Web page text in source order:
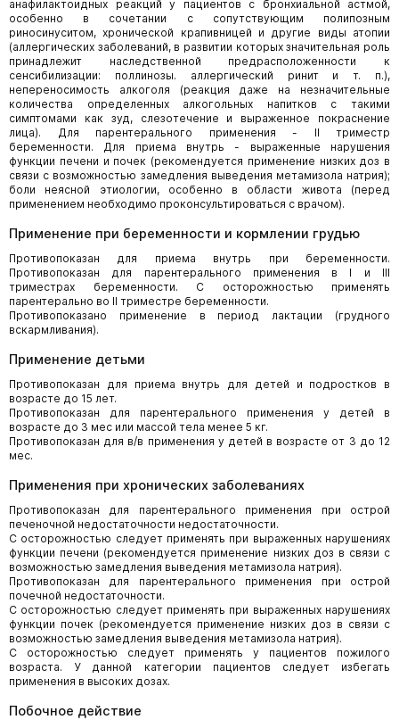
анафилактоидных реакций у пациентов с бронхиальной астмой,
особенно в сочетании с сопутствующим полипозным
риносинуситом, хронической крапивницей и другие виды атопии
(аллергических заболеваний, в развитии которых значительная роль
принадлежит наследственной предрасположенности к
сенсибилизации: поллинозы. аллергический ринит и т. п.),
непереносимость алкоголя (реакция даже на незначительные
количества определенных алкогольных напитков с такими
симптомами как зуд, слезотечение и выраженное покраснение
лица). Для парентерального применения - II триместр
беременности. Для приема внутрь - выраженные нарушения
функции печени и почек (рекомендуется применение низких доз в
связи с возможностью замедления выведения метамизола натрия);
боли неясной этиологии, особенно в области живота (перед
применением необходимо проконсультироваться с врачом).
Применение при беременности и кормлении грудью
Противопоказан для приема внутрь при беременности.
Противопоказан для парентерального применения в I и III
триместрах беременности. С осторожностью применять
парентерально во II триместре беременности.
Противопоказано применение в период лактации (грудного
вскармливания).
Применение детьми
Противопоказан для приема внутрь для детей и подростков в
возрасте до 15 лет.
Противопоказан для парентерального применения у детей в
возрасте до 3 мес или массой тела менее 5 кг.
Противопоказан для в/в применения у детей в возрасте от 3 до 12
мес.
Применения при хронических заболеваниях
Противопоказан для парентерального применения при острой
печеночной недостаточности недостаточности.
С осторожностью следует применять при выраженных нарушениях
функции печени (рекомендуется применение низких доз в связи с
возможностью замедления выведения метамизола натрия).
Противопоказан для парентерального применения при острой
почечной недостаточности.
С осторожностью следует применять при выраженных нарушениях
функции почек (рекомендуется применение низких доз в связи с
возможностью замедления выведения метамизола натрия).
С осторожностью следует применять у пациентов пожилого
возраста. У данной категории пациентов следует избегать
применения в высоких дозах.
Побочное действие